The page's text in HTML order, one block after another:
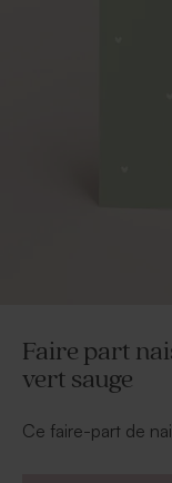
Faire part
vert sauge
Ce faire-part de